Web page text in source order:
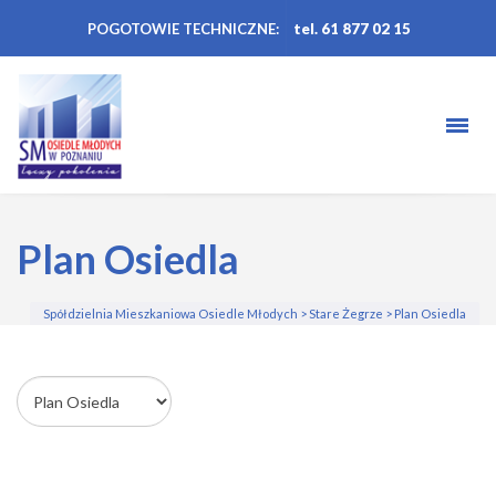
POGOTOWIE TECHNICZNE: tel. 61 877 02 15
Plan Osiedla
Spółdzielnia Mieszkaniowa Osiedle Młodych > Stare Żegrze > Plan Osiedla